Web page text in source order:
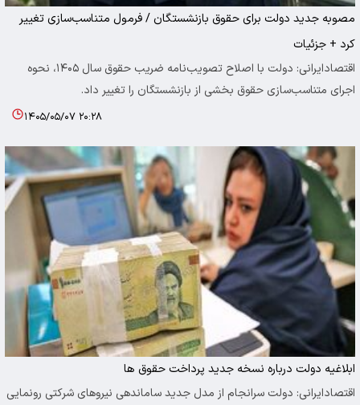
مصوبه جدید دولت برای حقوق بازنشستگان / فرمول متناسب‌سازی تغییر
کرد + جزئیات
اقتصادایرانی: دولت با اصلاح تصویب‌نامه ضریب حقوق سال ۱۴۰۵، نحوه
اجرای متناسب‌سازی حقوق بخشی از بازنشستگان را تغییر داد.
۱۴۰۵/۰۵/۰۷ ۲۰:۲۸
ابلاغیه دولت درباره نسخه جدید پرداخت حقوق ها
اقتصادایرانی: دولت سرانجام از مدل جدید ساماندهی نیروهای شرکتی رونمایی